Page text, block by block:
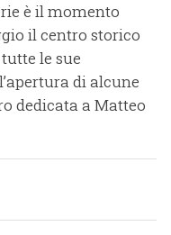
è il momento
il centro storico
le sue
di alcune
dedicata a Matteo